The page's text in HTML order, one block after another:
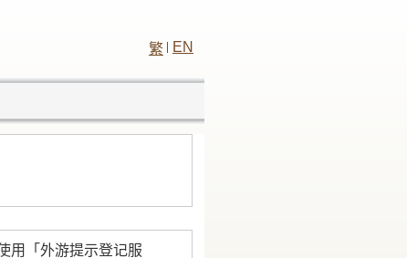
EN
繁
用「外游提示登记服